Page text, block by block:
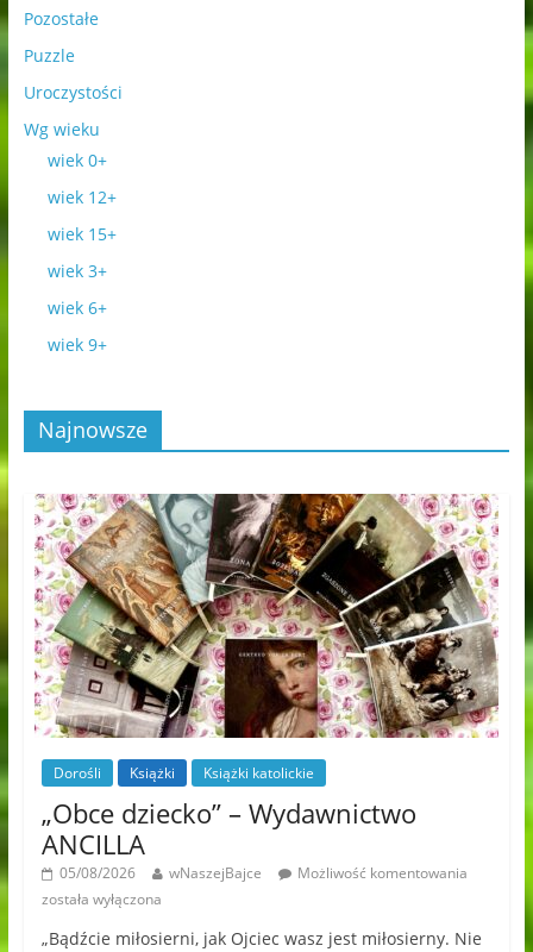
Pozostałe
Puzzle
Uroczystości
Wg wieku
wiek 0+
wiek 12+
wiek 15+
wiek 3+
wiek 6+
wiek 9+
Najnowsze
Dorośli Książki Książki katolickie
„Obce dziecko” – Wydawnictwo
ANCILLA
05/08/2026 wNaszejBajce
Możliwość komentowania
została wyłączona
„Bądźcie miłosierni, jak Ojciec wasz jest miłosierny. Nie